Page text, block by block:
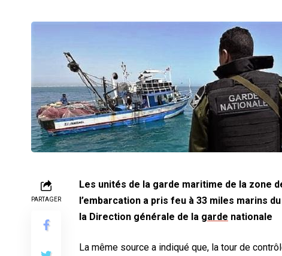
PARTAGER
Les unités de la garde maritime de la zone
l’embarcation a pris feu à 33 miles marins
la Direction générale de la garde nationale
La même source a indiqué que, la tour de